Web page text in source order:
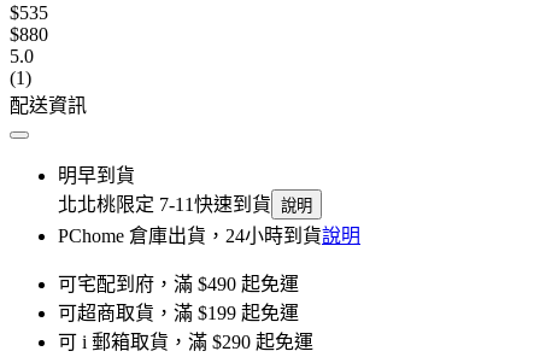
$535
$880
5.0
(1)
配送資訊
明早到貨
北北桃限定 7-11快速到貨 說明
PChome 倉庫出貨，24小時到貨說明
可宅配到府，滿 $490 起免運
可超商取貨，滿 $199 起免運
可 i 郵箱取貨，滿 $290 起免運